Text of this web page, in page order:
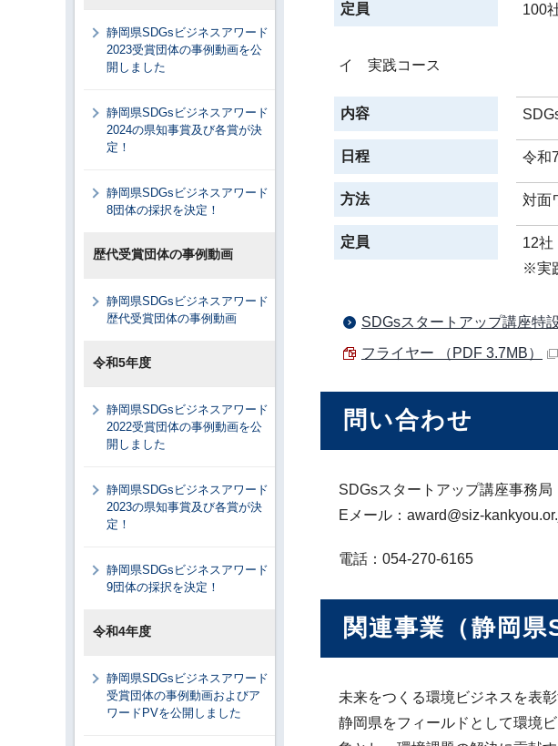
定員 100
イ 実践コース
内容
日程 令和
方法 対面
定員
12
※実
SDGsスタートアップ講座特
フライヤー （PDF 3.7MB）
問い合わせ
SDGsスタートアップ講座事務局
Eメール：award@siz-
電話：054-270-6165
関連事業（静岡県
未来をつくる環境ビジネスを表
静岡県をフィールドとして環境
静岡県SDGsビジネスアワード
2023受賞団体の事例動画を公
開しました
静岡県SDGsビジネスアワード
2024の県知事賞及び各賞が決
定！
静岡県SDGsビジネスアワード
8団体の採択を決定！
歴代受賞団体の事例動画
静岡県SDGsビジネスアワード
歴代受賞団体の事例動画
令和5年度
静岡県SDGsビジネスアワード
2022受賞団体の事例動画を公
開しました
静岡県SDGsビジネスアワード
2023の県知事賞及び各賞が決
定！
静岡県SDGsビジネスアワード
9団体の採択を決定！
令和4年度
静岡県SDGsビジネスアワード
受賞団体の事例動画およびア
ワードPVを公開しました